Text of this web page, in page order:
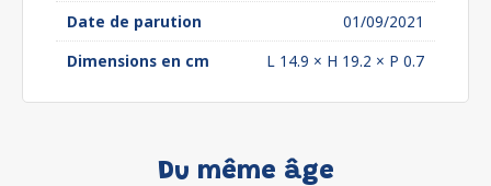
Date de parution
01/09/2021
Dimensions en cm
L 14.9 × H 19.2 × P 0.7
Du même âge